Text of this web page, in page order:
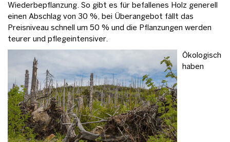
Wiederbepflanzung. So gibt es für befallenes Holz generell
einen Abschlag von 30 %, bei Überangebot fällt das
Preisniveau schnell um 50 % und die Pflanzungen werden
teurer und pflegeintensiver.
Ökologisch
haben